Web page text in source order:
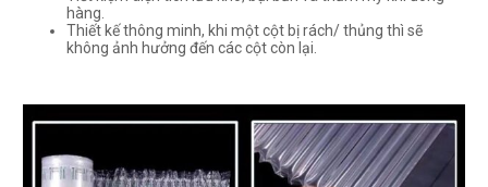
hàng.
Thiết kế thông minh, khi một cột bị rách/ thủng thì sẽ
không ảnh hưởng đến các cột còn lại.